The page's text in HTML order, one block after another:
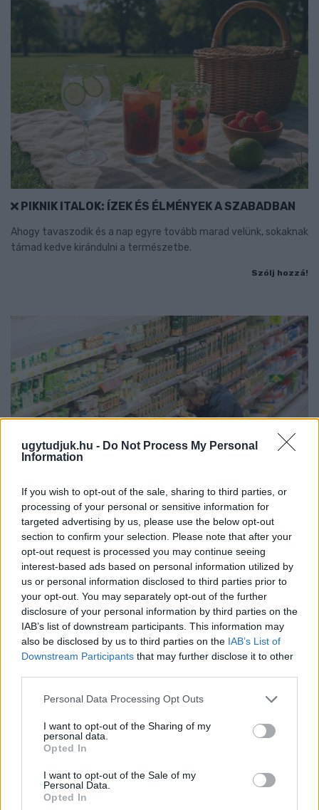
ugytudjuk.hu - Do Not Process My Personal
Information
If you wish to opt-out of the sale, sharing to third parties, or
processing of your personal or sensitive information for
targeted advertising by us, please use the below opt-out
section to confirm your selection. Please note that after your
opt-out request is processed you may continue seeing
interest-based ads based on personal information utilized by
us or personal information disclosed to third parties prior to
your opt-out. You may separately opt-out of the further
disclosure of your personal information by third parties on the
IAB’s list of downstream participants. This information may
also be disclosed by us to third parties on the IAB’s List of
Downstream Participants that may further disclose it to other
Please note that this website/app uses one or more Google
not limited to your visit or usage behaviour. You may click to
grant or deny consent to Google and its third-party tags to
use your data for below specified purposes in below Google
consent section.
Personal Data Processing Opt Outs
I want to opt-out of the Sharing of my
personal data.
Opted In
I want to opt-out of the Sale of my
Personal Data.
Opted In
PIKNIK ITALOK: ÍZEK ÉS ÉLMÉNYEK A SZABADBAN
Ahogy tavaszodik és a nap egyre tovább marad velünk, sokaknak
támad kedve kirándulni a természetbe.
Szólj hozzá!
ÖRÖMHÍR: TÍZ ÉVE NEM VOLT ILYEN ALACSONY AZ
INFLÁCIÓ MAGYARORSZÁGON
Júliusban mindössze 1,2 százalékkal emelkedtek éves
összevetésben a fogyasztói árak, miközben az élelmiszerek ára
már csökkent.